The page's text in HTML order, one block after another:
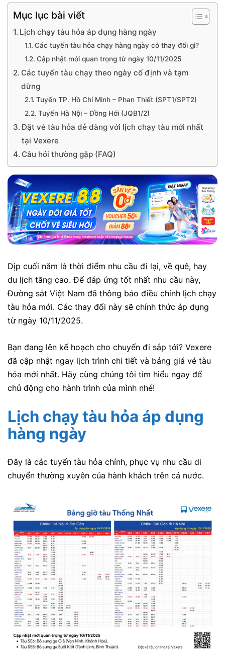
Mục lục bài viết
Lịch chạy tàu hỏa áp dụng hàng ngày
Các tuyến tàu hỏa chạy hàng ngày có thay đổi gì?
Cập nhật mới quan trọng từ ngày 10/11/2025
Các tuyến tàu chạy theo ngày cố định và tạm
dừng
Tuyến TP. Hồ Chí Minh – Phan Thiết (SPT1/SPT2)
Tuyến Hà Nội – Đồng Hới (JQB1/2)
Đặt vé tàu hỏa dễ dàng với lịch chạy tàu mới nhất
tại Vexere
Câu hỏi thường gặp (FAQ)
Dịp cuối năm là thời điểm nhu cầu đi lại, về quê, hay
du lịch tăng cao. Để đáp ứng tốt nhất nhu cầu này,
Đường sắt Việt Nam đã thông báo điều chỉnh lịch chạy
tàu hỏa mới. Các thay đổi này sẽ chính thức áp dụng
từ ngày 10/11/2025.
Bạn đang lên kế hoạch cho chuyến đi sắp tới? Vexere
đã cập nhật ngay lịch trình chi tiết và bảng giá vé tàu
hỏa mới nhất. Hãy cùng chúng tôi tìm hiểu ngay để
chủ động cho hành trình của mình nhé!
Lịch chạy tàu hỏa áp dụng
hàng ngày
Đây là các tuyến tàu hỏa chính, phục vụ nhu cầu di
chuyển thường xuyên của hành khách trên cả nước.